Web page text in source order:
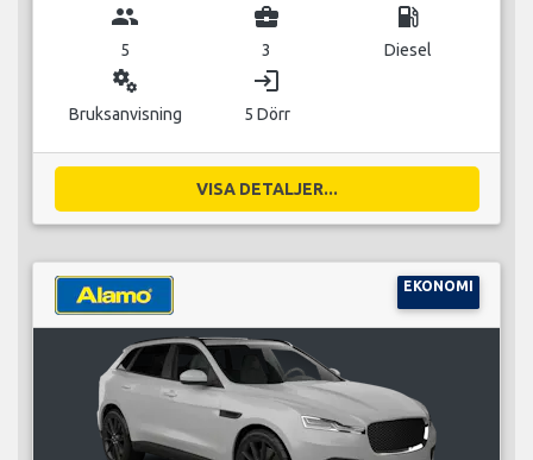
group
5
business_center
3
local_gas_station
Diesel
miscellaneous_services
Bruksanvisning
login
5 Dörr
VISA DETALJER...
EKONOMI